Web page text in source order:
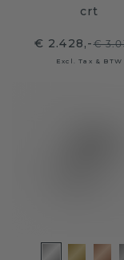
crt
€ 2.428,-€
Excl. Tax & BTW